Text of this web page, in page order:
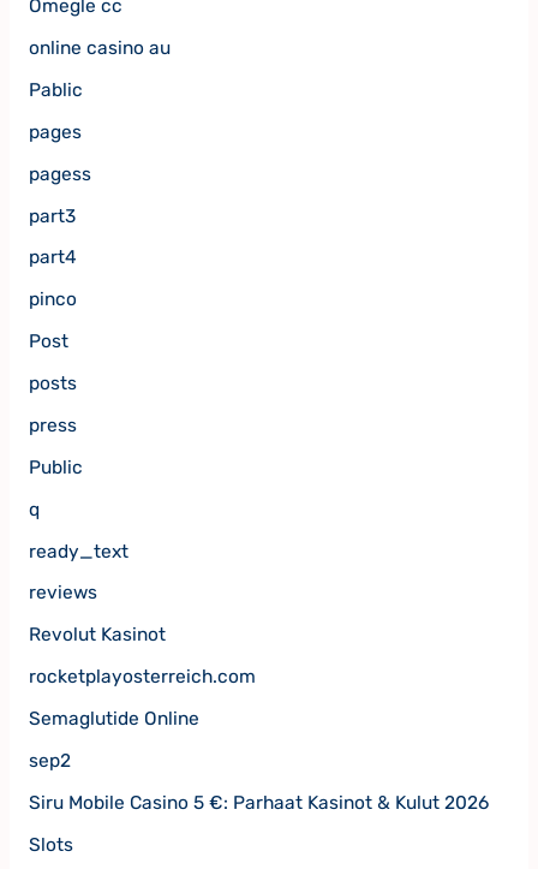
Omegle cc
online casino au
Pablic
pages
pagess
part3
part4
pinco
Post
posts
press
Public
q
ready_text
reviews
Revolut Kasinot
rocketplayosterreich.com
Semaglutide Online
sep2
Siru Mobile Casino 5 €: Parhaat Kasinot & Kulut 2026
Slots